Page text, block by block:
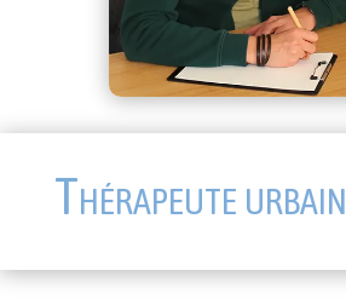
Thérapeute urbain